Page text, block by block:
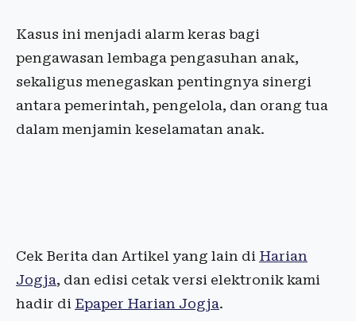
Kasus ini menjadi alarm keras bagi
pengawasan lembaga pengasuhan anak,
sekaligus menegaskan pentingnya sinergi
antara pemerintah, pengelola, dan orang tua
dalam menjamin keselamatan anak.
Cek Berita dan Artikel yang lain di Harian
Jogja, dan edisi cetak versi elektronik kami
hadir di Epaper Harian Jogja.